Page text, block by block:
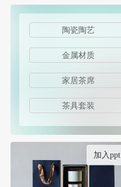
陶瓷陶艺
金属材质
家居茶席
茶具套装
加入ppt